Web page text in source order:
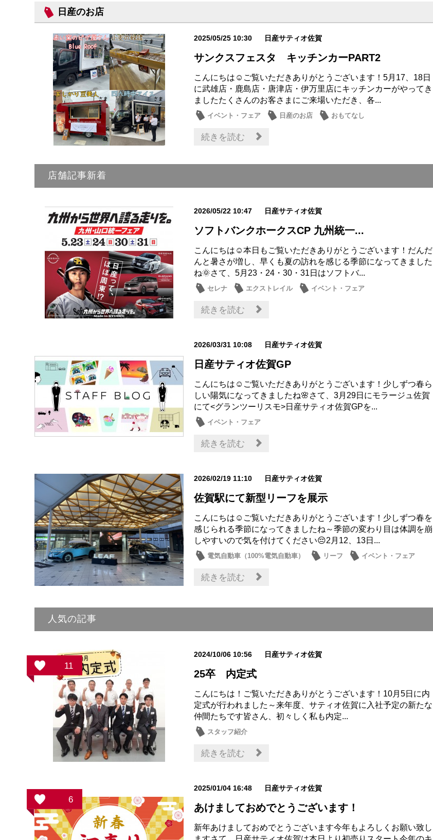
日産のお店
2025/05/25 10:30 日産サティオ佐賀
サンクスフェスタ キッチンカーPART2
こんにちは☺ご覧いただきありがとうございます！5月17、18日
に武雄店・鹿島店・唐津店・伊万里店にキッチンカーがやってき
ましたたくさんのお客さまにご来場いただき、各...
イベント・フェア 日産のお店 おもてなし
続きを読む
店舗記事新着
2026/05/22 10:47 日産サティオ佐賀
ソフトバンクホークスCP 九州統一...
こんにちは☺本日もご覧いただきありがとうございます！だんだ
んと暑さが増し、早くも夏の訪れを感じる季節になってきました
ね🌞さて、5月23・24・30・31日はソフトバ...
セレナ エクストレイル イベント・フェア
続きを読む
2026/03/31 10:08 日産サティオ佐賀
日産サティオ佐賀GP
こんにちは☺ご覧いただきありがとうございます！少しずつ春ら
しい陽気になってきましたね🌸さて、3月29日にモラージュ佐賀
にて<グランツーリスモ>日産サティオ佐賀GPを...
イベント・フェア
続きを読む
2026/02/19 11:10 日産サティオ佐賀
佐賀駅にて新型リーフを展示
こんにちは☺ご覧いただきありがとうございます！少しずつ春を
感じられる季節になってきましたね～季節の変わり目は体調を崩
しやすいので気を付けてください😔2月12、13日...
電気自動車（100%電気自動車） リーフ イベント・フェア
続きを読む
人気の記事
11
2024/10/06 10:56 日産サティオ佐賀
25卒 内定式
こんにちは！​ご覧いただきありがとうございます！​​​​10月5日に内
定式が行われました～来年度、サティオ佐賀に入社予定の新たな
仲間たちです皆さん、初々しく私も内定...
スタッフ紹介
続きを読む
6
2025/01/04 16:48 日産サティオ佐賀
あけましておめでとうございます！
新年あけましておめでとうございます今年もよろしくお願い致し